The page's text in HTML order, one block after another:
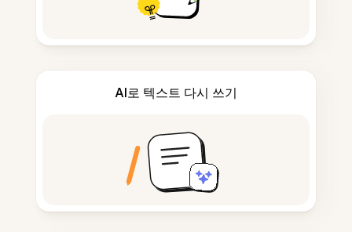
AI로 텍스트 다시 쓰기